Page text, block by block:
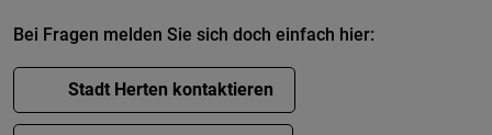
Bei Fragen melden Sie sich doch einfach hier:
Stadt Herten kontaktieren